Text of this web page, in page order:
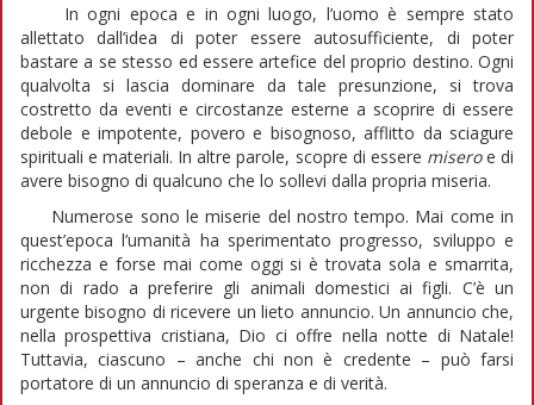
In ogni epoca e in ogni luogo, l’uomo è sempre stato
allettato dall’idea di poter essere autosufficiente, di poter
bastare a se stesso ed essere artefice del proprio destino. Ogni
qualvolta si lascia dominare da tale presunzione, si trova
costretto da eventi e circostanze esterne a scoprire di essere
debole e impotente, povero e bisognoso, afflitto da sciagure
spirituali e materiali. In altre parole, scopre di essere miseroe di
avere bisogno di qualcuno che lo sollevi dalla propria miseria.
Numerose sono le miserie del nostro tempo. Mai come in
quest’epoca l’umanità ha sperimentato progresso, sviluppo e
ricchezza e forse mai come oggi si è trovata sola e smarrita,
non di rado a preferire gli animali domestici ai figli. C’è un
urgente bisogno di ricevere un lieto annuncio. Un annuncio che,
nella prospettiva cristiana, Dio ci offre nella notte di Natale!
Tuttavia, ciascuno – anche chi non è credente – può farsi
portatore di un annuncio di speranza e di verità.